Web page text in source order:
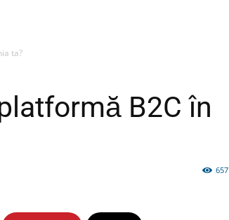
ta?
B2C în
657